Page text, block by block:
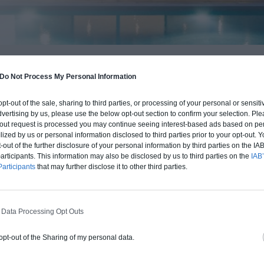
Do Not Process My Personal Information
out of the sale, sharing to third parties, or processing of your personal or
by us, please use the below opt-out section to confirm your selection.
request is processed you may continue seeing interest-based ads based on
by us or personal information disclosed to third parties prior to your opt-out.
of the further disclosure of your personal information by third parties on the
This information may also be disclosed by us to third parties on the
that may further disclose it to other third parties.
Processing Opt Outs
opt-out of the Sharing of my personal data.
BUDGET ET PROCÉDÉ
type de livraison souhaité : auto-construction, clos
d'air) ou clé en main.
Auto-construction Clos couvert Clé en main
Construction ossature bois
normes standards. Construction en